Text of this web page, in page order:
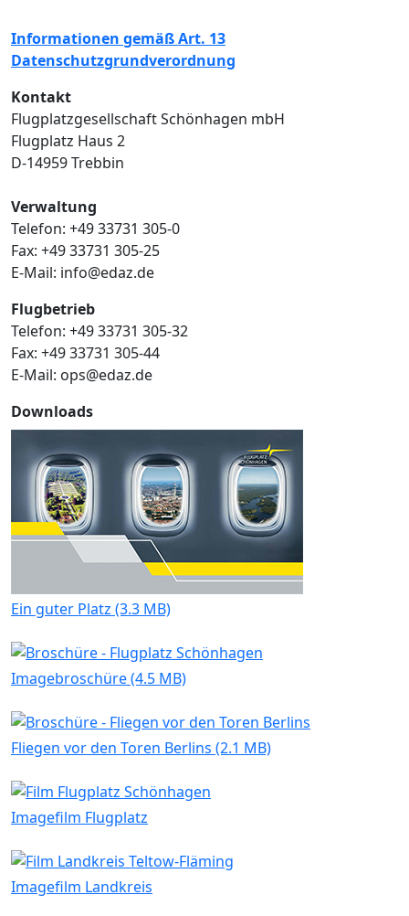
Informationen gemäß Art. 13
Datenschutzgrundverordnung
Kontakt
Flugplatzgesellschaft Schönhagen mbH
Flugplatz Haus 2
D-14959 Trebbin
Verwaltung
Telefon: +49 33731 305-0
Fax: +49 33731 305-25
E-Mail: info@edaz.de
Flugbetrieb
Telefon: +49 33731 305-32
Fax: +49 33731 305-44
E-Mail: ops@edaz.de
Downloads
Ein guter Platz (3.3 MB)
Imagebroschüre (4.5 MB)
Fliegen vor den Toren Berlins (2.1 MB)
Imagefilm Flugplatz
Imagefilm Landkreis